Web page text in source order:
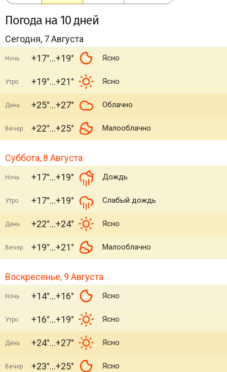
Погода на 10 дней
Сегодня, 7 Августа
Ночь +17° +19° Ясно
Утро +19° +21° Ясно
День +25° +27° Облачно
Вечер +22° +25° Малооблачно
Суббота, 8 Августа
Ночь +17° +19° Дождь
Утро +17° +19° Слабый дождь
День +22° +24° Ясно
Вечер +19° +21° Малооблачно
Воскресенье, 9 Августа
Ночь +14° +16° Ясно
Утро +16° +19° Ясно
День +24° +27° Ясно
Вечер +23° +25° Ясно